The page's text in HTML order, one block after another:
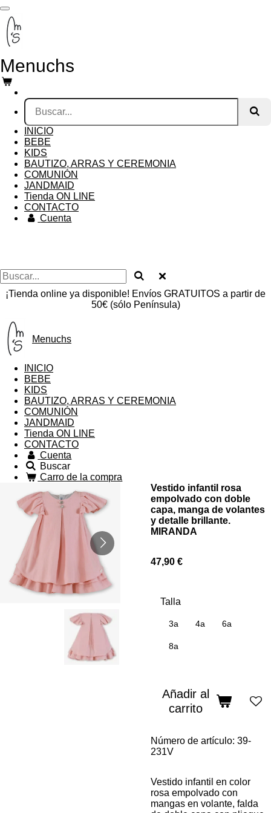
Ir
al
contenido
principal
Menuchs
INICIO
BEBE
KIDS
BAUTIZO, ARRAS Y CEREMONIA
COMUNIÓN
JANDMAID
Tienda ON LINE
CONTACTO
Cuenta
¡Tienda online ya disponible! Envíos GRATUITOS a partir de
50€ (sólo Península)
Menuchs
INICIO
BEBE
KIDS
BAUTIZO, ARRAS Y CEREMONIA
COMUNIÓN
JANDMAID
Tienda ON LINE
CONTACTO
Cuenta
Buscar
Carro de la compra
Vestido infantil rosa
empolvado con doble
capa, manga de volantes
y detalle brillante.
MIRANDA
47,90 €
Talla
3a 4a 6a
8a
Añadir al
carrito
Número de artículo: 39-
231V
Vestido infantil en color
rosa empolvado con
mangas en volante, falda